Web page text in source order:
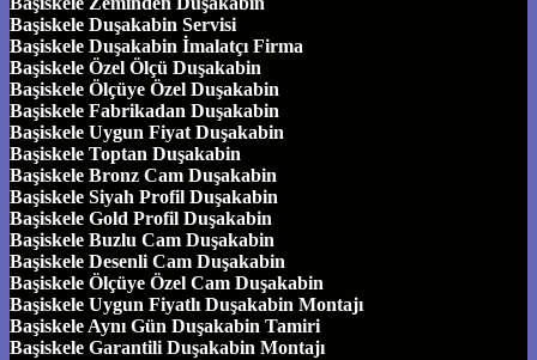
Başiskele Duşakabin Servisi
Başiskele Duşakabin İmalatçı Firma
Başiskele Özel Ölçü Duşakabin
Başiskele Ölçüye Özel Duşakabin
Başiskele Fabrikadan Duşakabin
Başiskele Uygun Fiyat Duşakabin
Başiskele Toptan Duşakabin
Başiskele Bronz Cam Duşakabin
Başiskele Siyah Profil Duşakabin
Başiskele Gold Profil Duşakabin
Başiskele Buzlu Cam Duşakabin
Başiskele Desenli Cam Duşakabin
Başiskele Ölçüye Özel Cam Duşakabin
Başiskele Uygun Fiyatlı Duşakabin Montajı
Başiskele Aynı Gün Duşakabin Tamiri
Başiskele Garantili Duşakabin Montajı